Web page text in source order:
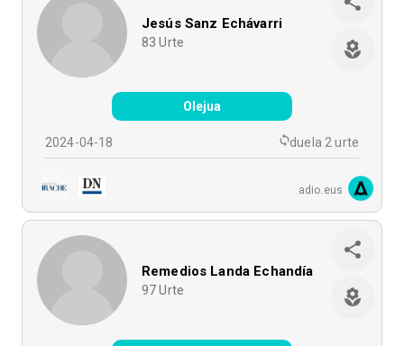
Jesús Sanz Echávarri
83 Urte
Olejua
2024-04-18 duela 2 urte
adio.eus
Remedios Landa Echandía
97 Urte